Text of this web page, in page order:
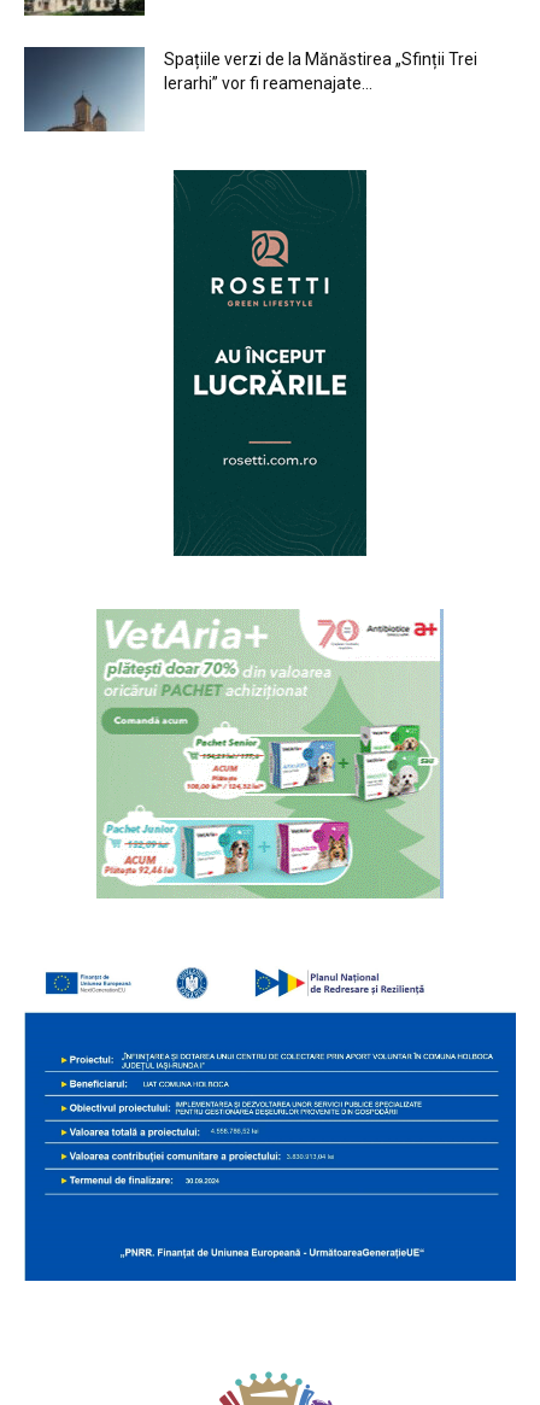
Spațiile verzi de la Mănăstirea „Sfinții Trei
Ierarhi” vor fi reamenajate...